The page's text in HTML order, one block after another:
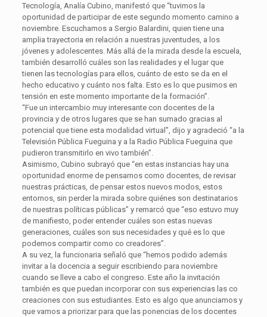
Tecnología, Analía Cubino, manifestó que “tuvimos la
oportunidad de participar de este segundo momento camino a
noviembre. Escuchamos a Sergio Balardini, quien tiene una
amplia trayectoria en relación a nuestras juventudes, a los
jóvenes y adolescentes. Más allá de la mirada desde la escuela,
también desarrolló cuáles son las realidades y el lugar que
tienen las tecnologías para ellos, cuánto de esto se da en el
hecho educativo y cuánto nos falta. Esto es lo que pusimos en
tensión en este momento importante de la formación”.
“Fue un intercambio muy interesante con docentes de la
provincia y de otros lugares que se han sumado gracias al
potencial que tiene esta modalidad virtual”, dijo y agradeció “a la
Televisión Pública Fueguina y a la Radio Pública Fueguina que
pudieron transmitirlo en vivo también”.
Asimismo, Cubino subrayó que “en estas instancias hay una
oportunidad enorme de pensarnos como docentes, de revisar
nuestras prácticas, de pensar estos nuevos modos, estos
entornos, sin perder la mirada sobre quiénes son destinatarios
de nuestras políticas públicas” y remarcó que “eso estuvo muy
de manifiesto, poder entender cuáles son estas nuevas
generaciones, cuáles son sus necesidades y qué es lo que
podemos compartir como co creadores”.
A su vez, la funcionaria señaló que “hemos podido además
invitar a la docencia a seguir escribiendo para noviembre
cuando se lleve a cabo el congreso. Este año la invitación
también es que puedan incorporar con sus experiencias las co
creaciones con sus estudiantes. Esto es algo que anunciamos y
que vamos a priorizar para que las ponencias de los docentes